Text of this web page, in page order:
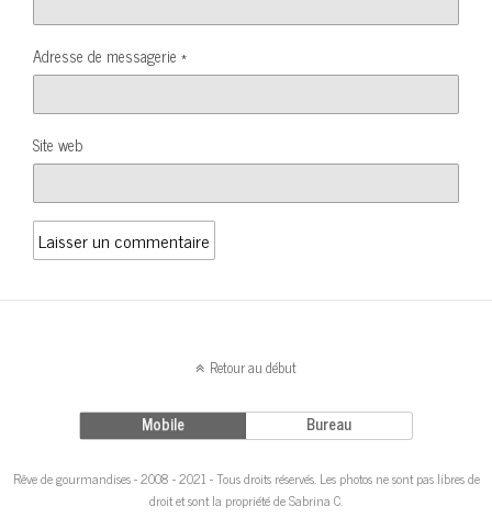
Adresse de messagerie *
Site web
Retour au début
Mobile Bureau
Rêve de gourmandises - 2008 - 2021 - Tous droits réservés. Les photos ne sont pas libres de
droit et sont la propriété de Sabrina C.